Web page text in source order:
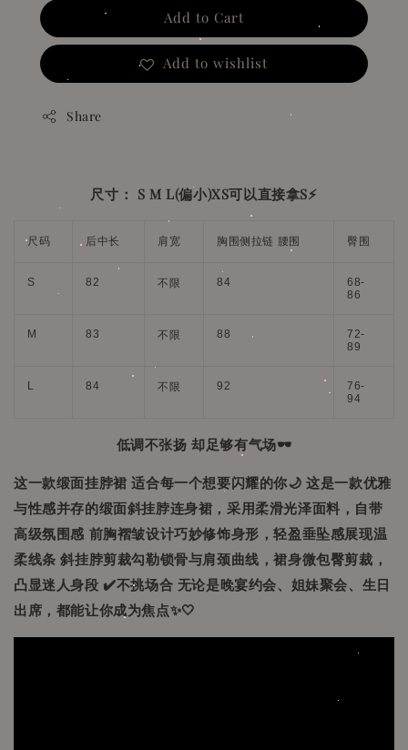
Add to Cart
Add to wishlist
Share
尺寸： S M L(偏小)XS可以直接拿S⚡️
尺码 后中长 肩宽 胸围侧拉链 腰围 臀围
S 82 不限 84
68-
86
M 83 不限 88
72-
89
L 84 不限 92
76-
94
低调不张扬 却足够有气场🕶️
这一款缎面挂脖裙 适合每一个想要闪耀的你🌙 这是一款优雅
与性感并存的缎面斜挂脖连身裙，采用柔滑光泽面料，自带
高级氛围感 前胸褶皱设计巧妙修饰身形，轻盈垂坠感展现温
柔线条斜挂脖剪裁勾勒锁骨与肩颈曲线，裙身微包臀剪裁，
凸显迷人身段 ✔️不挑场合 无论是晚宴约会、姐妹聚会、生日
出席， 都能让你成为焦点✨🤍